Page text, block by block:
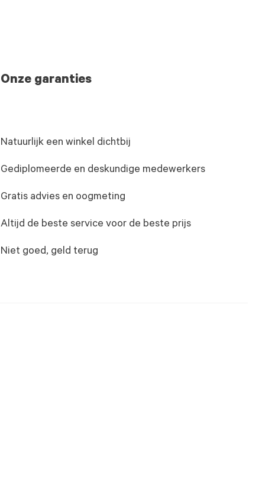
Onze garanties
Natuurlijk een winkel dichtbij
Gediplomeerde en deskundige medewerkers
Gratis advies en oogmeting
Altijd de beste service voor de beste prijs
Niet goed, geld terug